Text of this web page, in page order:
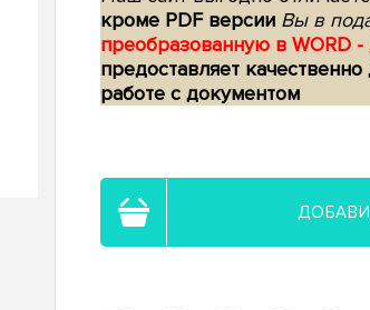
кроме PDF версии Вы в
преобразованную в WORD
предоставляет
работе с документом